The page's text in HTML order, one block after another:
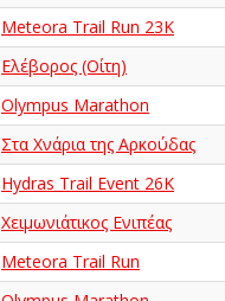
Meteora Trail Run 23K
Ελέβορος (Οίτη)
Olympus Marathon
Στα Χνάρια της Αρκούδας
Hydras Trail Event 26K
Χειμωνιάτικος Ενιπέας
Meteora Trail Run